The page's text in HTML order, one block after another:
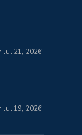
Jul 21, 2026
Jul 19, 2026